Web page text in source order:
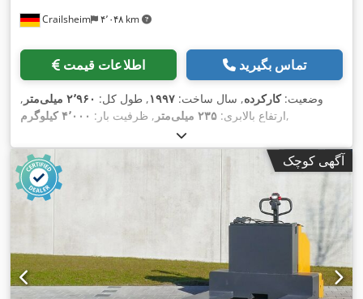
Crailsheim ۴٬۰۴۸ km
اطلاعات قیمت تماس بگیرید
وضعیت:کارکرده, سال ساخت: ۱۹۹۷, طول کل: ۲٬۹۶۰ میلی‌متر
,
ارتفاع بالابری: ۲۳۵ میلی‌متر , ظرفیت بار: ۴٬۰۰۰ کیلوگرم ,
آگهی کوچک